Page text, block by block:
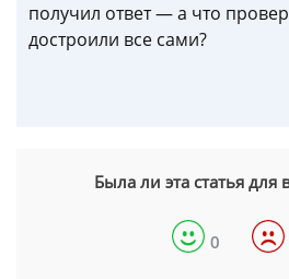
получил ответ — а что
достроили все сами?
Была ли эта статья для
0